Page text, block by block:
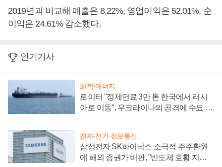
2019년과 비교해 매출은 8.22%, 영업이익은 52.01%, 순
이익은 24.61% 감소했다.
인기기사
화학·에너지
로이터 "정제연료 3만 톤 한국에서 러시
아로 이동", 우크라이나의 공격에 수요 늘
전자·전기·정보통신
삼성전자 SK하이닉스 소극적 주주환원
에 해외 증권가 비판, "반도체 호황 지속